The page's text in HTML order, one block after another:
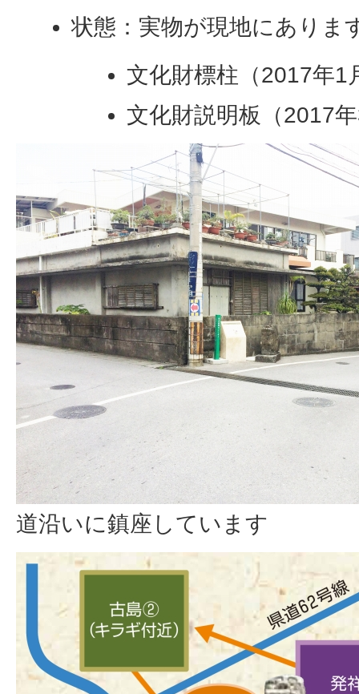
状態：実物が現地にありま
文化財標柱（2017年1
文化財説明板（2017
道沿いに鎮座しています